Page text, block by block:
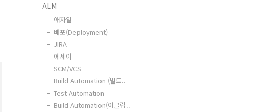
ALM
애자일
배포(Deployment)
JIRA
에세이
SCM/VCS
Build Automation (빌드..
Test Automation
Build Automation(이클립..